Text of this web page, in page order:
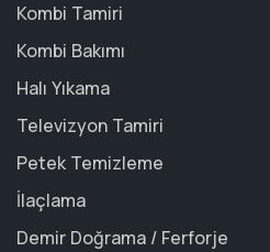
Kombi Tamiri
Kombi Bakımı
Halı Yıkama
Televizyon Tamiri
Petek Temizleme
İlaçlama
Demir Doğrama / Ferforje